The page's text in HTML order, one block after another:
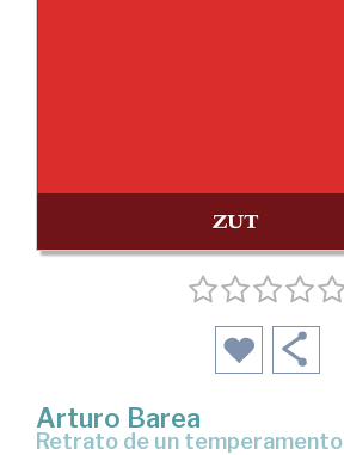
Arturo Barea
Retrato de un temperamento